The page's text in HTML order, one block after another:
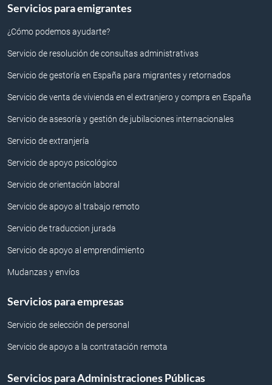
Servicios para emigrantes
¿Cómo podemos ayudarte?
Servicio de resolución de consultas administrativas
Servicio de gestoría en España para migrantes y retornados
Servicio de venta de vivienda en el extranjero y compra en España
Servicio de asesoría y gestión de jubilaciones internacionales
Servicio de extranjería
Servicio de apoyo psicológico
Servicio de orientación laboral
Servicio de apoyo al trabajo remoto
Servicio de traduccion jurada
Servicio de apoyo al emprendimiento
Mudanzas y envíos
Servicios para empresas
Servicio de selección de personal
Servicio de apoyo a la contratación remota
Servicios para Administraciones Públicas